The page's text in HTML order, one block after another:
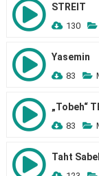
STREIT
130
Yasemin
83
„Tobeh“
83
Taht